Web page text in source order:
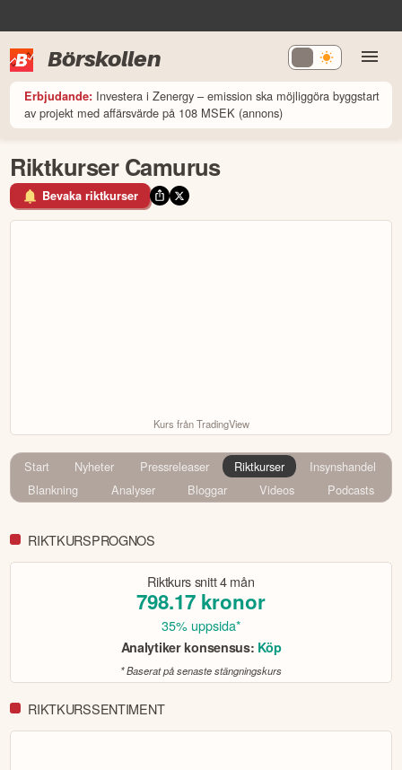
Börskollen
Erbjudande: Investera i Zenergy – emission ska möjliggöra byggstart
av projekt med affärsvärde på 108 MSEK (annons)
Riktkurser Camurus
Bevaka riktkurser
Kurs från TradingView
Start Nyheter Pressreleaser Riktkurser
Insynshandel
Blankning
Analyser Bloggar Videos Podcasts
RIKTKURSPROGNOS
Riktkurs snitt4 mån
798.17 kronor
35% uppsida*
Analytiker konsensus: Köp
* Baserat på senaste stängningskurs
RIKTKURSSENTIMENT